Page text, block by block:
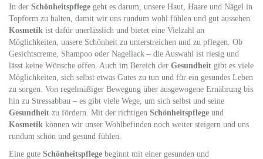
In der Schönheitspflege geht es darum, unsere Haut, Haare und Nägel in
Topform zu halten, damit wir uns rundum wohl fühlen und gut aussehen.
Kosmetik ist dafür unerlässlich und bietet eine Vielzahl an
Möglichkeiten, unsere Schönheit zu unterstreichen und zu pflegen. Ob
Gesichtscreme, Shampoo oder Nagellack – die Auswahl ist riesig und
lässt keine Wünsche offen. Auch im Bereich der Gesundheit gibt es viele
Möglichkeiten, sich selbst etwas Gutes zu tun und für ein gesundes Leben
zu sorgen. Von regelmäßiger Bewegung über ausgewogene Ernährung bis
hin zu Stressabbau – es gibt viele Wege, um sich selbst und seine
Gesundheit zu fördern. Mit der richtigen Schönheitspflege und
Kosmetik können wir unser Wohlbefinden noch weiter steigern und uns
rundum schön und gesund fühlen.
Eine gute Schönheitspflege beginnt mit einer gesunden und